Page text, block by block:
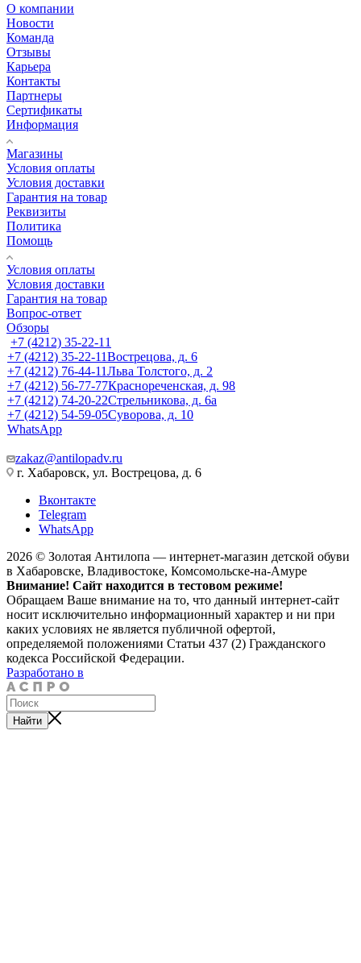
О компании
Новости
Команда
Отзывы
Карьера
Контакты
Партнеры
Сертификаты
Информация
Магазины
Условия оплаты
Условия доставки
Гарантия на товар
Реквизиты
Политика
Помощь
Условия оплаты
Условия доставки
Гарантия на товар
Вопрос-ответ
Обзоры
+7 (4212) 35-22-11
+7 (4212) 35-22-11Вострецова, д. 6
+7 (4212) 76-44-11Льва Толстого, д. 2
+7 (4212) 56-77-77Краснореченская, д. 98
+7 (4212) 74-20-22Стрельникова, д. 6а
+7 (4212) 54-59-05Суворова, д. 10
WhatsApp
zakaz@antilopadv.ru
г. Хабаровск, ул. Вострецова, д. 6
Вконтакте
Telegram
WhatsApp
2026 © Золотая Антилопа — интернет-магазин детской обуви
в Хабаровске, Владивостоке, Комсомольске-на-Амуре
Внимание! Сайт находится в тестовом режиме!
Обращаем Ваше внимание на то, что данный интернет-сайт
носит исключительно информационный характер и ни при
каких условиях не является публичной офертой,
определяемой положениями Статьи 437 (2) Гражданского
кодекса Российской Федерации.
Разработано в
Найти